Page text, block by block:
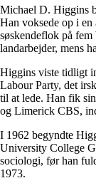
Michael D. Higgins
Han voksede op i en
søskendeflok på
landarbejder, mens
Higgins viste tidligt
Labour Party, det
til at lede. Han fik
og Limerick CBS,
I 1962 begyndte
University College
sociologi, før han
1973.